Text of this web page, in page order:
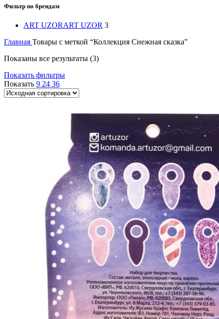
Фильтр по брендам
ART UZORART UZOR 3
Главная Товары с меткой “Коллекция Снежная сказка”
Показаны все результаты (3)
Показать фильтры
Показать 9 24 36